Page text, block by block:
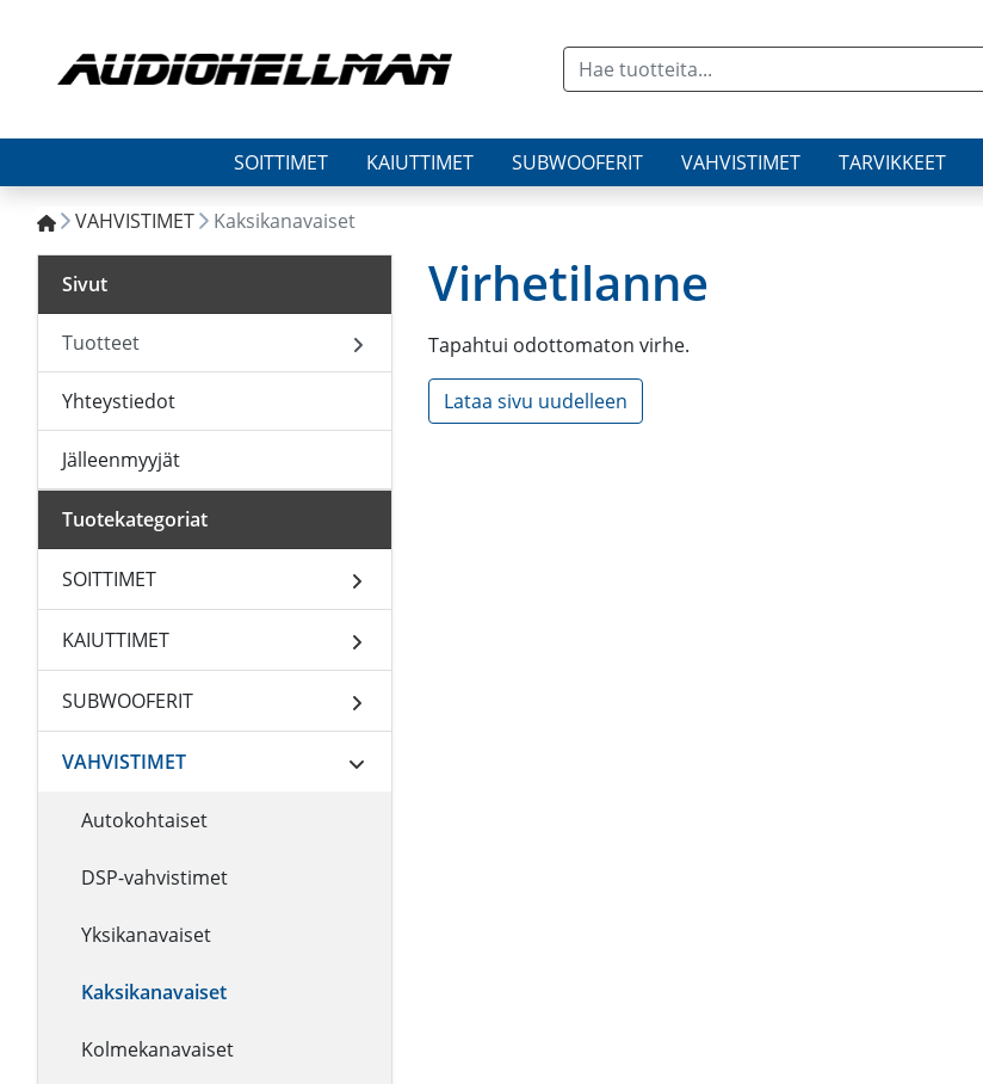
SOITTIMET KAIUTTIMET SUBWOOFERIT VAHVISTIMET TARVIKKEET
VAHVISTIMET Kaksikanavaiset
Virhetilanne
Tapahtui odottomaton virhe.
Lataa sivu uudelleen
Sivut
Tuotteet
Yhteystiedot
Jälleenmyyjät
Tuotekategoriat
SOITTIMET
KAIUTTIMET
SUBWOOFERIT
VAHVISTIMET
Autokohtaiset
DSP-vahvistimet
Yksikanavaiset
Kaksikanavaiset
Kolmekanavaiset